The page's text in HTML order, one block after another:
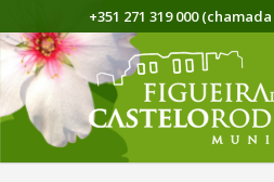
+351 271 319 000